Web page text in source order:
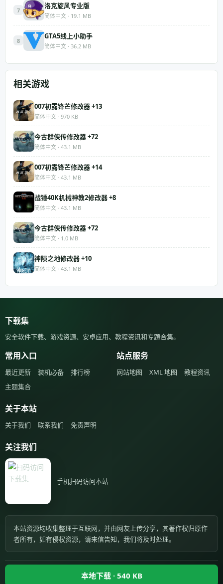
7
洛克旋风专业版
简体中文 · 19.1 MB
8
GTA5线上小助手
简体中文 · 36.2 MB
相关游戏
007初露锋芒修改器 +13
简体中文 · 970 KB
今古群侠传修改器 +72
简体中文 · 43.1 MB
007初露锋芒修改器 +14
简体中文 · 43.1 MB
战锤40K机械神教2修改器 +8
简体中文 · 43.1 MB
今古群侠传修改器 +72
简体中文 · 1.0 MB
神陨之地修改器 +10
简体中文 · 43.1 MB
本地下载 · 540 KB
下载集
安全软件下载、游戏资源、安卓应用、教程资讯和专题合集。
常用入口
最近更新 装机必备
排行榜
主题集合
站点服务
网站地图 XML 地图 教程资讯
关于本站
关于我们 联系我们 免责声明
关注我们
手机扫码访问本站
本站资源均收集整理于互联网，并由网友上传分享，其著作权归原作
者所有，如有侵权资源，请来信告知，我们将及时处理。
Copyright © 2026 XZJI.COM. All Rights Reserved.